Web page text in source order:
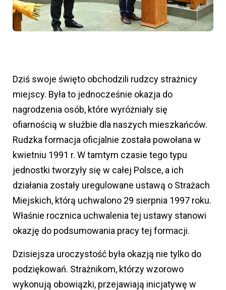
Dziś swoje święto obchodzili rudzcy strażnicy
miejscy. Była to jednocześnie okazja do
nagrodzenia osób, które wyróżniały się
ofiarnością w służbie dla naszych mieszkańców.
Rudzka formacja oficjalnie została powołana w
kwietniu 1991 r. W tamtym czasie tego typu
jednostki tworzyły się w całej Polsce, a ich
działania zostały uregulowane ustawą o Strażach
Miejskich, którą uchwalono 29 sierpnia 1997 roku.
Właśnie rocznica uchwalenia tej ustawy stanowi
okazję do podsumowania pracy tej formacji.
Dzisiejsza uroczystość była okazją nie tylko do
podziękowań. Strażnikom, którzy wzorowo
wykonują obowiązki, przejawiają inicjatywę w